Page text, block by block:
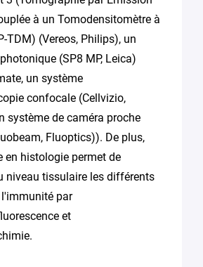
à un Tomodensitomètre à
TDM) (Vereos, Philips), un
(SP8 MP, Leica)
un système
confocale (Cellvizio,
système de caméra proche
Fluoptics)). De plus,
en histologie permet de
niveau tissulaire les différents
par
et